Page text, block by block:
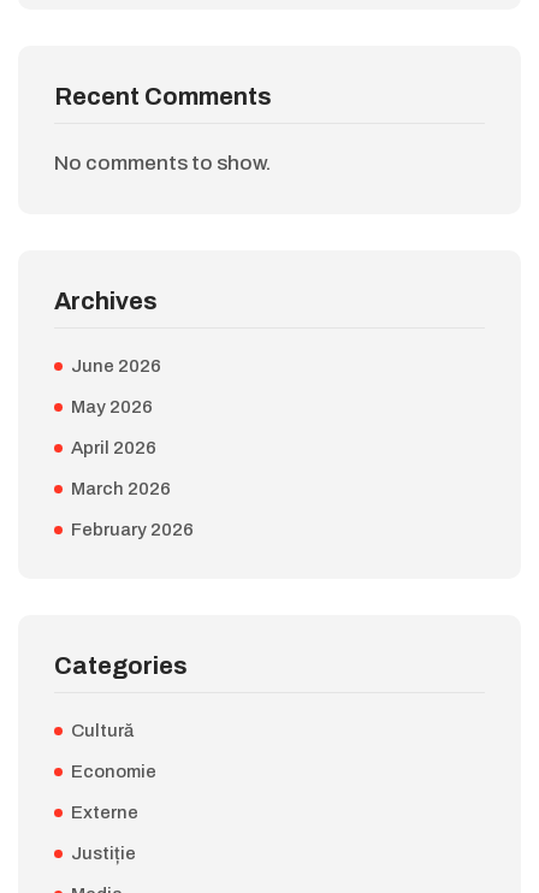
Recent Comments
No comments to show.
Archives
June 2026
May 2026
April 2026
March 2026
February 2026
Categories
Cultură
Economie
Externe
Justiție